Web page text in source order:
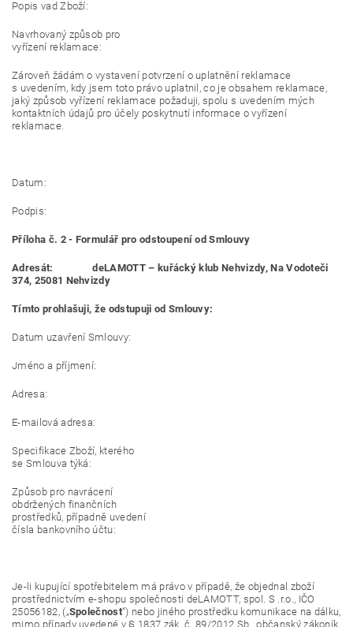
Popis vad Zboží:
Navrhovaný způsob pro
vyřízení reklamace:
Zároveň žádám o vystavení potvrzení o uplatnění reklamace
s uvedením, kdy jsem toto právo uplatnil, co je obsahem reklamace,
jaký způsob vyřízení reklamace požaduji, spolu s uvedením mých
kontaktních údajů pro účely poskytnutí informace o vyřízení
reklamace.
Datum:
Podpis:
Příloha č. 2 - Formulář pro odstoupení od Smlouvy
Adresát: deLAMOTT – kuřácký klub Nehvizdy, Na Vodoteči
374, 25081 Nehvizdy
Tímto prohlašuji, že odstupuji od Smlouvy:
Datum uzavření Smlouvy:
Jméno a příjmení:
Adresa:
E-mailová adresa:
Specifikace Zboží, kterého
se Smlouva týká:
Způsob pro navrácení
obdržených finančních
prostředků, případně uvedení
čísla bankovního účtu:
Je-li kupující spotřebitelem má právo v případě, že objednal zboží
prostřednictvím e-shopu společnosti deLAMOTT, spol. S .r.o., IČO
25056182, („Společnost“) nebo jiného prostředku komunikace na dálku,
mimo případy uvedené v § 1837 zák. č. 89/2012 Sb., občanský zákoník,